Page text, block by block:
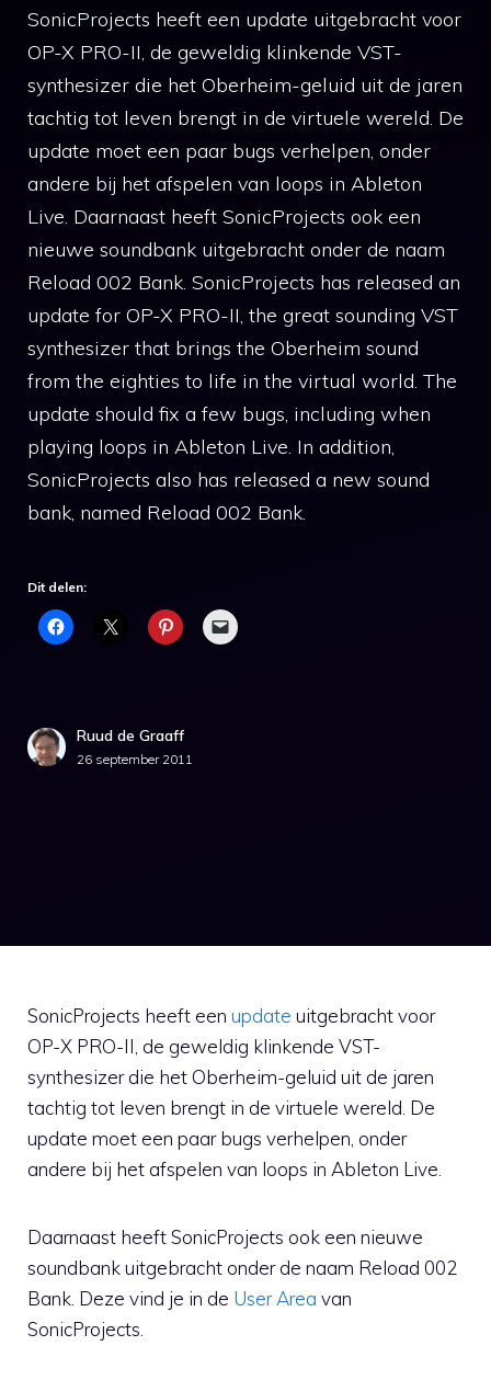
SonicProjects heeft een update uitgebracht voor
OP-X PRO-II, de geweldig klinkende VST-
synthesizer die het Oberheim-geluid uit de jaren
tachtig tot leven brengt in de virtuele wereld. De
update moet een paar bugs verhelpen, onder
andere bij het afspelen van loops in Ableton
Live. Daarnaast heeft SonicProjects ook een
nieuwe soundbank uitgebracht onder de naam
Reload 002 Bank. SonicProjects has released an
update for OP-X PRO-II, the great sounding VST
synthesizer that brings the Oberheim sound
from the eighties to life in the virtual world. The
update should fix a few bugs, including when
playing loops in Ableton Live. In addition,
SonicProjects also has released a new sound
bank, named Reload 002 Bank.
Dit delen:
Ruud de Graaff
26 september 2011
SonicProjects heeft een update uitgebracht voor
OP-X PRO-II, de geweldig klinkende VST-
synthesizer die het Oberheim-geluid uit de jaren
tachtig tot leven brengt in de virtuele wereld. De
update moet een paar bugs verhelpen, onder
andere bij het afspelen van loops in Ableton Live.
Daarnaast heeft SonicProjects ook een nieuwe
soundbank uitgebracht onder de naam Reload 002
Bank. Deze vind je in de User Area van
SonicProjects.